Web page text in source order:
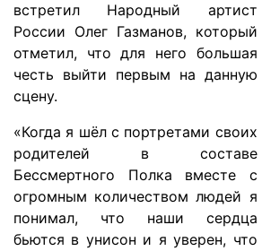
встретил Народный артист
России Олег Газманов, который
отметил, что для него большая
честь выйти первым на данную
сцену.
«Когда я шёл с портретами своих
родителей в составе
Бессмертного Полка вместе с
огромным количеством людей я
понимал, что наши сердца
бьются в унисон и я уверен, что